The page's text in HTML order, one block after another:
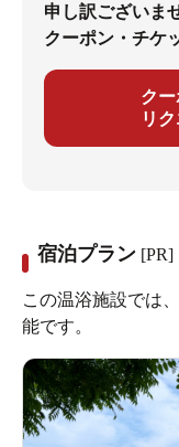
申し訳ございま
クーポン・チケ
ク
リ
宿泊プラン [PR]
この温浴施設では
能です。